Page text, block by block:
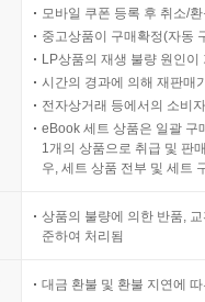
모바일 쿠폰 등록 후 취소/
중고상품이 구매확정(자동
LP상품의 재생 불량 원인
시간의 경과에 의해 재판매
전자상거래 등에서의 소비
eBook 세트 상품은 일괄 구
1개의 상품으로 취급 및 판
우, 세트 상품 전부 및 세트
상품의 불량에 의한 반품,
준하여 처리됨
대금 환불 및 환불 지연에